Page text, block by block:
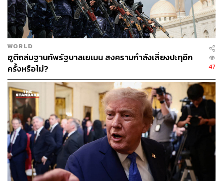
มีการตั้งคณะกรรมการพิเศษเพื่อรับมือกับผลกระทบจาก
ความขัดแย้งในตะวันออกกลาง และบรูไนยังได้เริ่มมาตรการ
เข้มงวดกับรถยนต์ทะเบียนต่างประเทศ เพื่อป้องกันการ
ลักลอบนำน้ำมันที่ได้รับการอุดหนุนข้ามพรมแดน
นักวิเคราะห์มองว่า เจ้าชายมาทีนทรงเป็นที่รู้จักอย่างกว้าง
ขวางในฐานะ ‘เจ้าชายอินสตาแกรม’ ซึ่งมีผู้ติดตามมากกว่า 3
ล้านคน ทำให้เจ้าชายมาทีนทรงเป็นตัวแทน ‘ภาพลักษณ์ที่ทัน
สมัยของราชวงศ์’ การก้าวขึ้นมารับตำแหน่งของเจ้าชายมา
ทีนในครั้งนี้ จึงถูกมองว่า เป็นภาพสะท้อนที่ชัดเจนที่สุดของ
‘การผลัดใบสู่ผู้นำรุ่นใหม่’ ของบรูไน
แฟ้มภาพ:Ezra Acayan / Pool via Reuters
อ้างอิง:
WORLD
ฮูตีถล่มฐานทัพรัฐบาลเยเมน สงครามกำลังเสี่ยงปะทุอีก
ครั้งหรือไม่?
47